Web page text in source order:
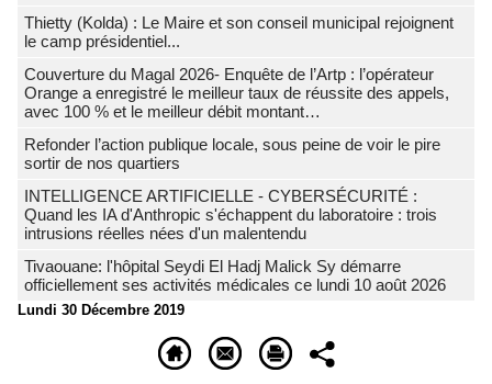
‎Thietty (Kolda) : Le Maire et son conseil municipal rejoignent
le camp présidentiel...
Couverture du Magal 2026- Enquête de l’Artp : l’opérateur
Orange a enregistré le meilleur taux de réussite des appels,
avec 100 % et le meilleur débit montant…
Refonder l’action publique locale, sous peine de voir le pire
sortir de nos quartiers
INTELLIGENCE ARTIFICIELLE - CYBERSÉCURITÉ :
Quand les IA d'Anthropic s'échappent du laboratoire : trois
intrusions réelles nées d'un malentendu
Tivaouane: l'hôpital Seydi El Hadj Malick Sy démarre
officiellement ses activités médicales ce lundi 10 août 2026
Lundi 30 Décembre 2019